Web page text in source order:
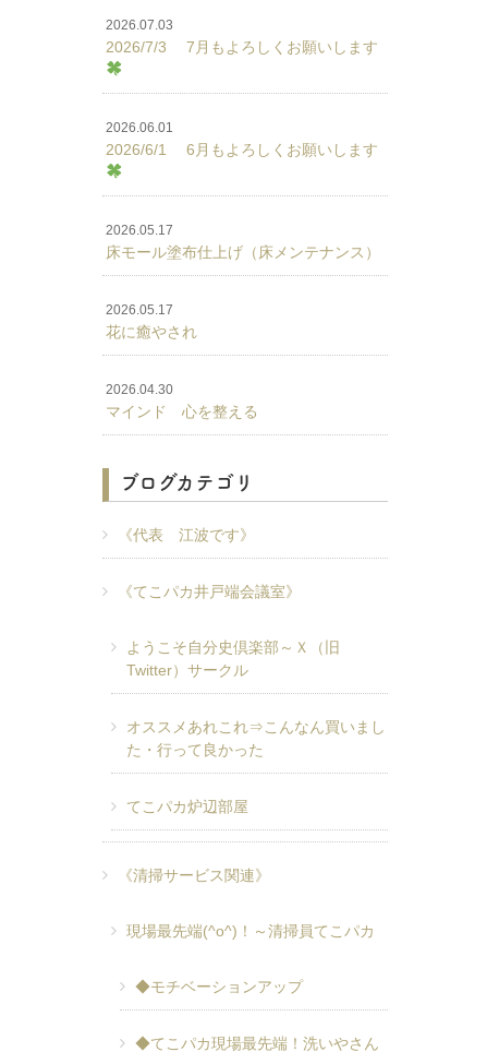
2026.07.03
2026/7/3 7月もよろしくお願いします
2026.06.01
2026/6/1 6月もよろしくお願いします
2026.05.17
床モール塗布仕上げ（床メンテナンス）
2026.05.17
花に癒やされ
2026.04.30
マインド 心を整える
ブログカテゴリ
《代表 江波です》
《てこパカ井戸端会議室》
ようこそ自分史倶楽部～Ｘ（旧
Twitter）サークル
オススメあれこれ⇒こんなん買いまし
た・行って良かった
てこパカ炉辺部屋
《清掃サービス関連》
現場最先端(^o^)！～清掃員てこパカ
◆モチベーションアップ
◆てこパカ現場最先端！洗いやさん